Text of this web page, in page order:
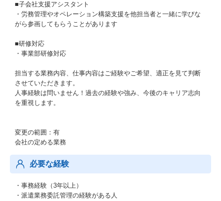
■子会社支援アシスタント
・労務管理やオペレーション構築支援を他担当者と一緒に学びな
がら参画してもらうことがあります
■研修対応
・事業部研修対応
担当する業務内容、仕事内容はご経験やご希望、適正を見て判断
させていただきます。
人事経験は問いません！過去の経験や強み、今後のキャリア志向
を重視します。
変更の範囲：有
会社の定める業務
必要な経験
・事務経験（3年以上）
・派遣業務委託管理の経験がある人